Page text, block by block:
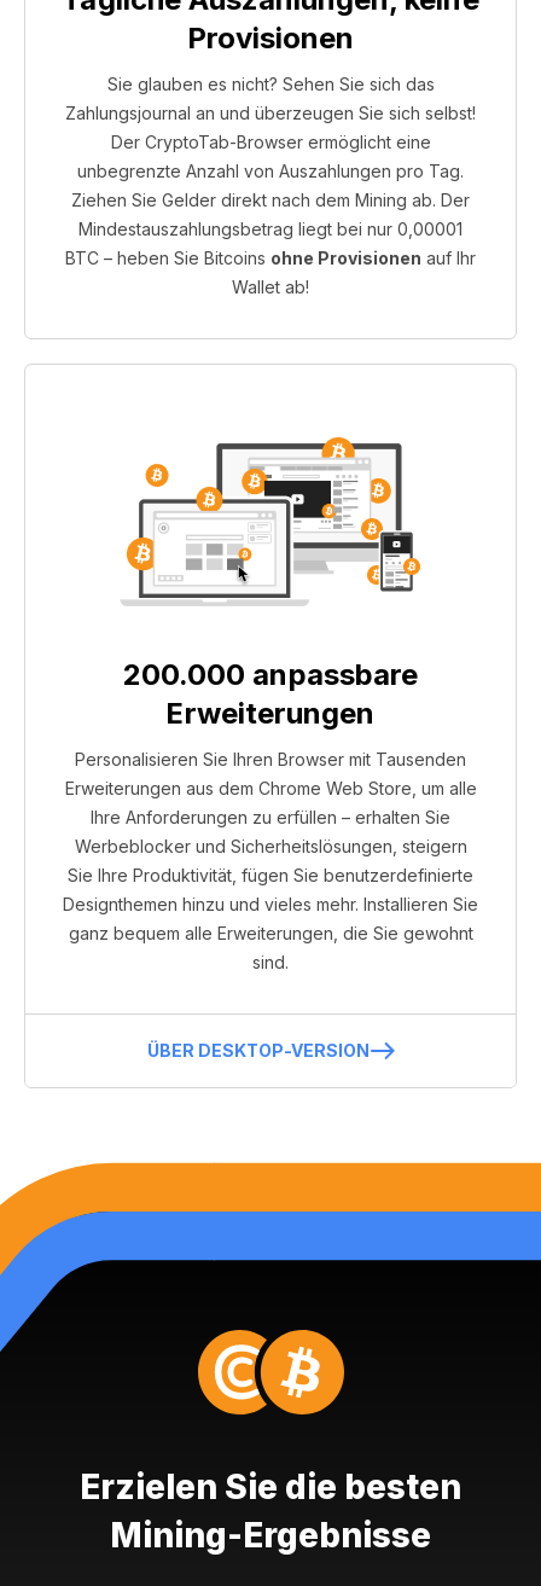
Provisionen
Sie glauben es nicht? Sehen Sie sich das
Zahlungsjournal an und überzeugen Sie sich selbst!
Der CryptoTab-Browser ermöglicht eine
unbegrenzte Anzahl von Auszahlungen pro Tag.
Ziehen Sie Gelder direkt nach dem Mining ab. Der
Mindestauszahlungsbetrag liegt bei nur 0,00001
BTC – heben Sie Bitcoins ohne Provisionen auf Ihr
Wallet ab!
200.000 anpassbare
Erweiterungen
Personalisieren Sie Ihren Browser mit Tausenden
Erweiterungen aus dem Chrome Web Store, um alle
Ihre Anforderungen zu erfüllen – erhalten Sie
Werbeblocker und Sicherheitslösungen, steigern
Sie Ihre Produktivität, fügen Sie benutzerdefinierte
Designthemen hinzu und vieles mehr. Installieren Sie
ganz bequem alle Erweiterungen, die Sie gewohnt
sind.
ÜBER DESKTOP-VERSION
Erzielen Sie die besten
Mining-Ergebnisse